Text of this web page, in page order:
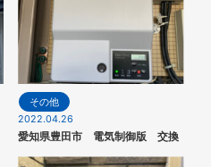
その他
2022.04.26
愛知県豊田市 電気制御版 交換